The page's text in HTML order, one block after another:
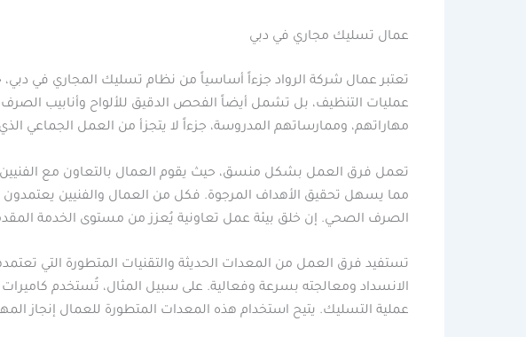
عمال تسليك مجاري في دبي
تعتبر عمال شركة الرواد جزءاً أساسياً من نظام تسليك المجاري في
عمليات التنظيف، بل تشمل أيضاً الفحص الدقيق للألواح وأنابيب
مهاراتهم، وممارساتهم المدروسة، جزءاً لا يتجزأ من العمل الجماعي
تعمل فرق العمل بشكل منسق، حيث يقوم العمال بالتعاون مع الفنيين
مما يسهل تحقيق الأهداف المرجوة. فكل من العمال والفنيين
الصرف الصحي. إن خلق بيئة عمل تعاونية يُعزز من مستوى الخدمة
تستفيد فرق العمل من المعدات الحديثة والتقنيات المتطورة التي
الانسداد ومعالجته بسرعة وفعالية. على سبيل المثال، تُستخدم
عملية التسليك. يتيح استخدام هذه المعدات المتطورة للعمال إنجاز